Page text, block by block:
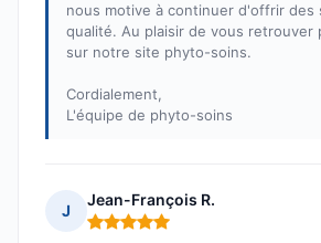
nous motive à continuer d'offrir des
qualité. Au plaisir de vous retrouver
sur notre site phyto-soins.
Cordialement,
L'équipe de phyto-soins
J
Jean-François R.
Note : 5 sur 5